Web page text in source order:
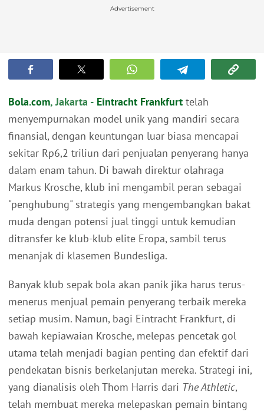
Advertisement
Bola.com, Jakarta - Eintracht Frankfurt telah
menyempurnakan model unik yang mandiri secara
finansial, dengan keuntungan luar biasa mencapai
sekitar Rp6,2 triliun dari penjualan penyerang hanya
dalam enam tahun. Di bawah direktur olahraga
Markus Krosche, klub ini mengambil peran sebagai
"penghubung" strategis yang mengembangkan bakat
muda dengan potensi jual tinggi untuk kemudian
ditransfer ke klub-klub elite Eropa, sambil terus
menanjak di klasemen Bundesliga.
Banyak klub sepak bola akan panik jika harus terus-
menerus menjual pemain penyerang terbaik mereka
setiap musim. Namun, bagi Eintracht Frankfurt, di
bawah kepiawaian Krosche, melepas pencetak gol
utama telah menjadi bagian penting dan efektif dari
pendekatan bisnis berkelanjutan mereka. Strategi ini,
yang dianalisis oleh Thom Harris dari The Athletic,
telah membuat mereka melepaskan pemain bintang